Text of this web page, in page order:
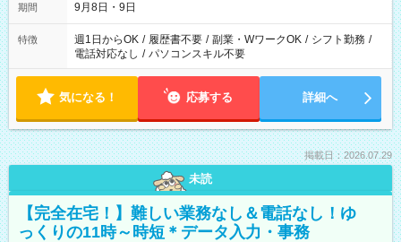
期間 9月8日・9日
特徴 週1日からOK / 履歴書不要 / 副業・WワークOK / シフト勤務 /
電話対応なし / パソコンスキル不要
気になる！ 応募する 詳細へ
掲載日：2026.07.29
未読
【完全在宅！】難しい業務なし＆電話なし！ゆ
っくりの11時～時短＊データ入力・事務